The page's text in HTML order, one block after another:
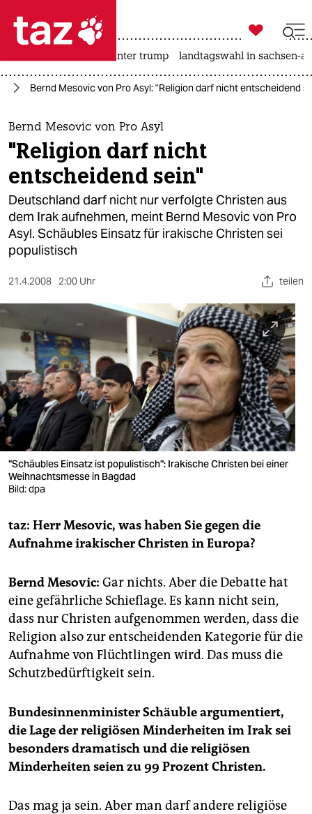
 taz zahl ich
taz zahl ich
themen
politik
öko
gesellschaft
kultur
sport
berlin
nord
wahrheit
verlag
verlag
veranstaltungen
shop
fragen & hilfe
unterstützen
genossenschaft
epaper login

taz zahl ich
usa unter trump landtagswahl in sachsen-
Bernd Mesovic von Pro Asyl: "Religion darf nicht entscheidend
Bernd Mesovic von Pro Asyl
"Religion darf nicht
entscheidend sein"
Deutschland darf nicht nur verfolgte Christen aus
dem Irak aufnehmen, meint Bernd Mesovic von Pro
Asyl. Schäubles Einsatz für irakische Christen sei
populistisch
21.4.2008 2:00 Uhr teilen
"Schäubles Einsatz ist populistisch": Irakische Christen bei einer
Weihnachtsmesse in Bagdad
Bild: dpa
taz: Herr Mesovic, was haben Sie gegen die
Aufnahme irakischer Christen in Europa?
Bernd Mesovic: Gar nichts. Aber die Debatte hat
eine gefährliche Schieflage. Es kann nicht sein,
dass nur Christen aufgenommen werden, dass die
Religion also zur entscheidenden Kategorie für die
Aufnahme von Flüchtlingen wird. Das muss die
Schutzbedürftigkeit sein.
Bundesinnenminister Schäuble argumentiert,
die Lage der religiösen Minderheiten im Irak sei
besonders dramatisch und die religiösen
Minderheiten seien zu 99 Prozent Christen.
Das mag ja sein. Aber man darf andere religiöse